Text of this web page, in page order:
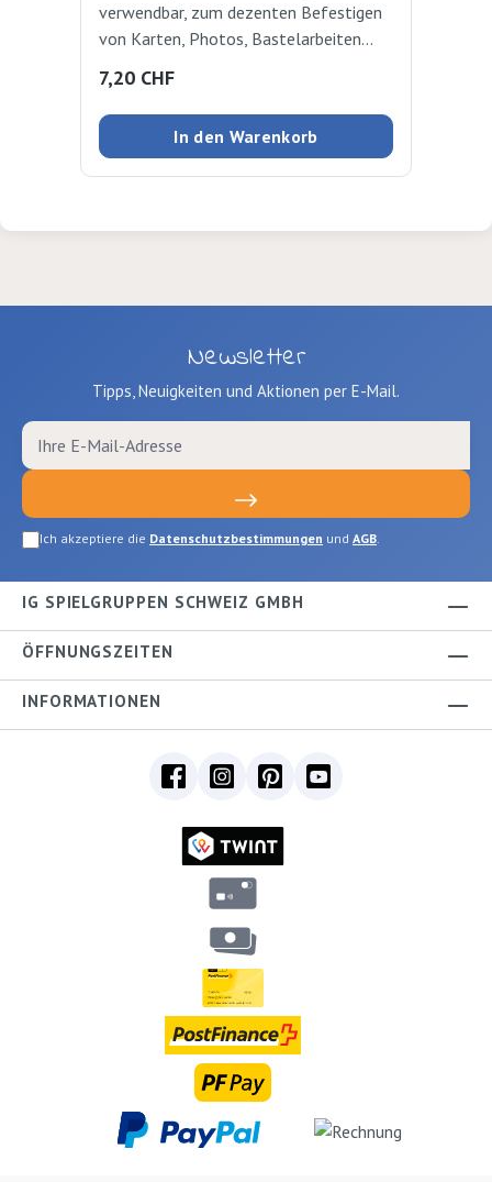
verwendbar, zum dezenten Befestigen
von Karten, Photos, Bastelarbeiten
Regulärer Preis:
7,20 CHF
In den Warenkorb
Newsletter
Tipps, Neuigkeiten und Aktionen per E-Mail.
Ich akzeptiere die Datenschutzbestimmungen und AGB.
IG SPIELGRUPPEN SCHWEIZ GMBH
ÖFFNUNGSZEITEN
INFORMATIONEN